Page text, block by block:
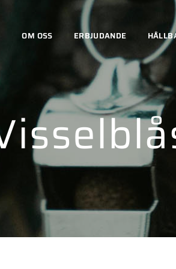
OM OSS ERBJUDANDE